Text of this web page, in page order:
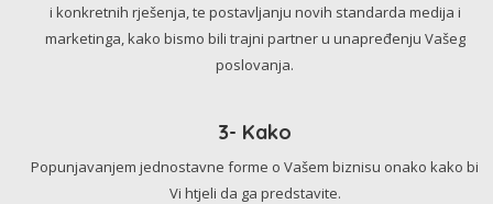
i konkretnih rješenja, te postavljanju novih standarda medija i
marketinga, kako bismo bili trajni partner u unapređenju Vašeg
poslovanja.
3- Kako
Popunjavanjem jednostavne forme o Vašem biznisu onako kako bi
Vi htjeli da ga predstavite.